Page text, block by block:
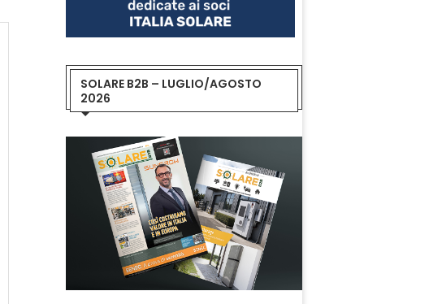
SOLARE B2B – LUGLIO/AGOSTO
2026